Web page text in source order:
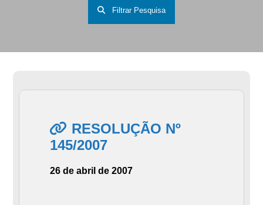
Filtrar Pesquisa
RESOLUÇÃO Nº
145/2007
26 de abril de 2007